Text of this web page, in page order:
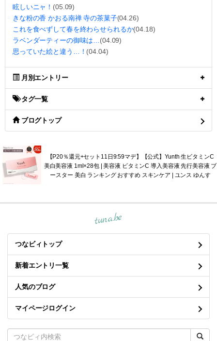
眩しいニャ！ (05.09)
きな粉の香 かおる南禅 寺の茶菓子(04.26)
これを食べずして春を終わらせられるか(04.18)
ラベンダーティーの御味は… (04.09)
思っていた絵と違う…！ (04.04)
月別エントリー
タグ一覧
ブログトップ
【P20％還元+セット11日9:59マデ】【公式】Yunth 生ビタミンC
美白美容液 1ml×28包 | 美容液 ビタミンC 導入美容液 先行美容液 ブ
ースター 美白 ランキング おすすめ スキンケア | ユンス ゆんす
tuna.be
つなビィトップ
新着エントリ一覧
人気のブログ
マイページログイン